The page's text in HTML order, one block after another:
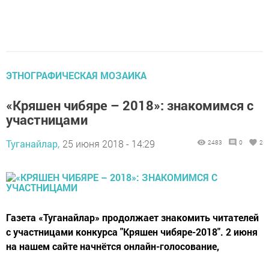
ЭТНОГРАФИЧЕСКАЯ МОЗАИКА
«Кряшен чибяре – 2018»: знакомимся с
участницами
Туганайлар, 25 июня 2018 - 14:29 2483 0 2
Газета «Туганайлар» продолжает знакомить читателей
с участницами конкурса "Кряшен чибяре-2018". 2 июня
на нашем сайте начнётся онлайн-голосование,